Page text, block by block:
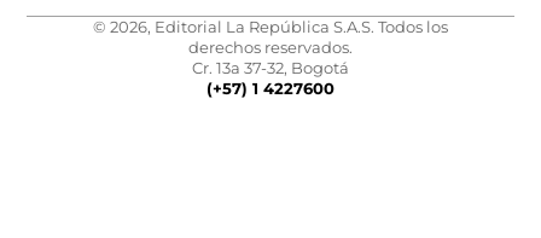
© 2026, Editorial La República S.A.S. Todos los
derechos reservados.
Cr. 13a 37-32, Bogotá
(+57) 1 4227600